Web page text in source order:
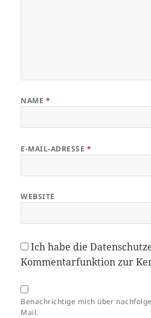
NAME *
E-MAIL-ADRESSE *
WEBSITE
Ich habe die
Kommentarfunktion zur
Benachrichtige mich über
Mail.